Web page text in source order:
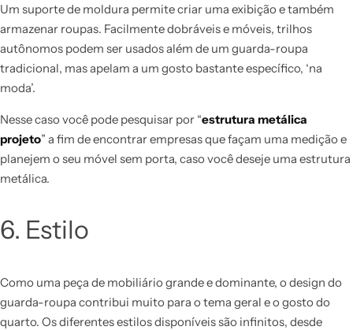
Um suporte de moldura permite criar uma exibição e também
armazenar roupas. Facilmente dobráveis ​​e móveis, trilhos
autônomos podem ser usados ​​além de um guarda-roupa
tradicional, mas apelam a um gosto bastante específico, ‘na
moda’.
Nesse caso você pode pesquisar por “estrutura metálica
projeto” a fim de encontrar empresas que façam uma medição e
planejem o seu móvel sem porta, caso você deseje uma estrutura
metálica.
6. Estilo
Como uma peça de mobiliário grande e dominante, o design do
guarda-roupa contribui muito para o tema geral e o gosto do
quarto. Os diferentes estilos disponíveis são infinitos, desde